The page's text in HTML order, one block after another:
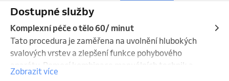
Dostupné služby
Komplexní péče o tělo 60/ minut
Tato procedura je zaměřena na uvolnění hlubokých
svalových vrstev a zlepšení funkce pohybového
aparátu. Pomocí kombinace manuálních technik a
hloubkové práce se svaly dochází k cílenému
Zobrazit více